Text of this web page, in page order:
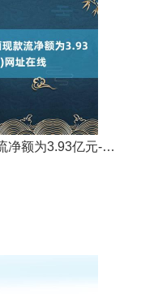
j9九游会同比上涨59%；规画现款流净额为3.93亿元-九游娱乐(中国)网址在线